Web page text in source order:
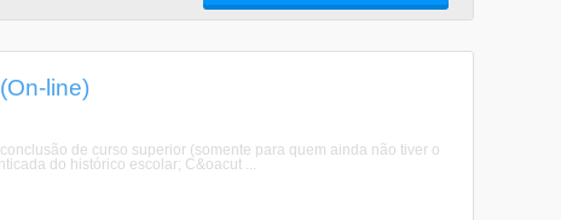
line)
de curso superior (somente para quem ainda não tiver o
do histórico escolar; C&oacut ...